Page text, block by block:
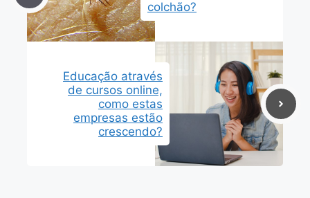
colchão?
Educação através
de cursos online,
como estas
empresas estão
crescendo?